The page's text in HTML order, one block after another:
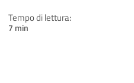
Tempo di lettura:
7 min